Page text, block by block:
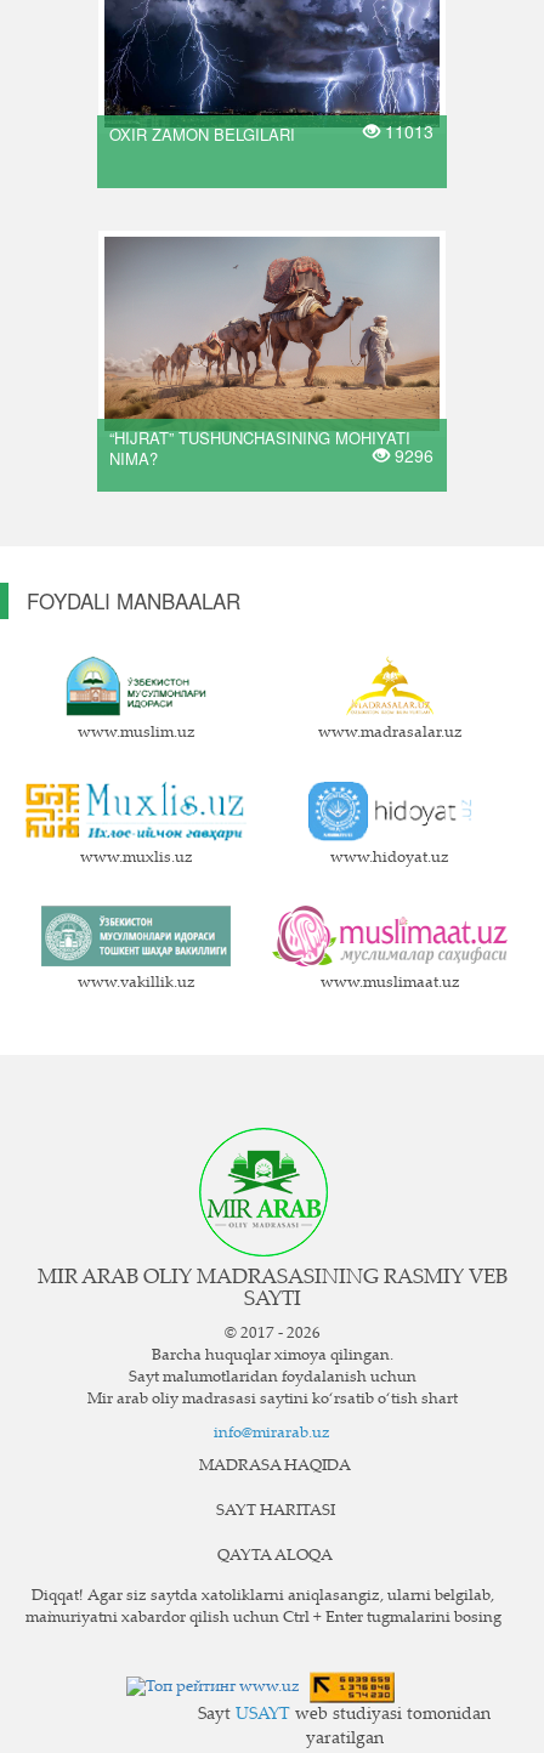
OXIR ZAMON BELGILARI 11013
“HIJRAT” TUSHUNCHASINING MOHIYATI
NIMA?
9296
FOYDALI MANBAALAR
www.muslim.uz www.madrasalar.uz
www.muxlis.uz www.hidoyat.uz
www.vakillik.uz www.muslimaat.uz
MIR ARAB OLIY MADRASASINING RASMIY VEB
SAYTI
© 2017 - 2026
Barcha huquqlar ximoya qilingan.
Sayt ma`lumotlaridan foydalanish uchun
Mir arab oliy madrasasi saytini ko‘rsatib o‘tish shart
info@mirarab.uz
MADRASA HAQIDA
SAYT HARITASI
QAYTA ALOQA
Diqqat! Agar siz saytda xatoliklarni aniqlasangiz, ularni belgilab,
ma`muriyatni xabardor qilish uchun Ctrl + Enter tugmalarini bosing
Sayt USAYT web studiyasi tomonidan
yaratilgan